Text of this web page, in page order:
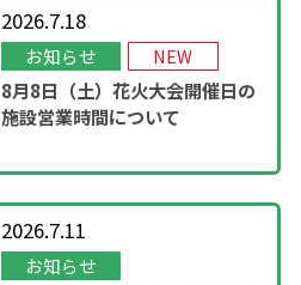
2026.7.18
お知らせ NEW
8月8日（土）花火大会開催日の
施設営業時間について
2026.7.11
お知らせ